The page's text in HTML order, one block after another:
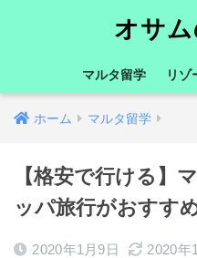
オサ
マルタ留学 リゾ
ホーム マルタ留学
【格安で行ける】
ッパ旅行がおすす
2020年1月9日 2020年